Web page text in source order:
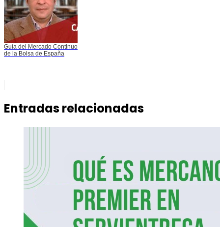
Guía del Mercado Continuo
de la Bolsa de España
Entradas relacionadas